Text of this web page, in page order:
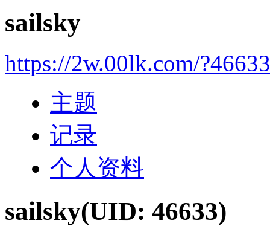
sailsky
https://2w.00lk.com/?46633
主题
记录
个人资料
sailsky(UID: 46633)